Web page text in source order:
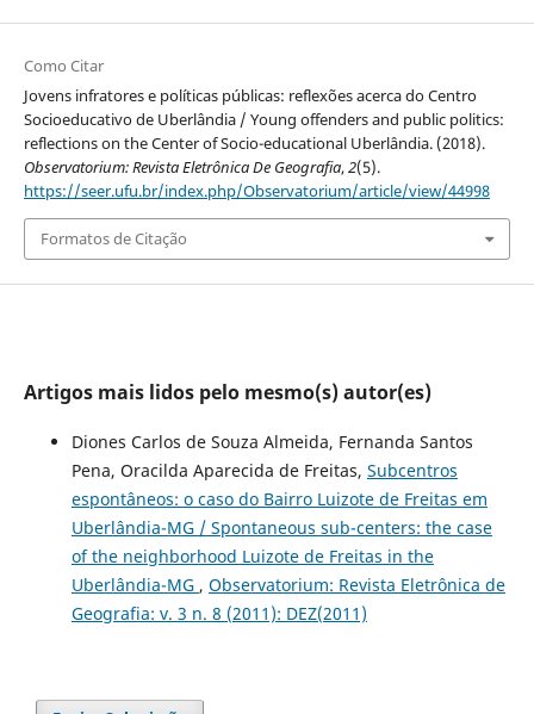
Como Citar
Jovens infratores e políticas públicas: reflexões acerca do Centro
Socioeducativo de Uberlândia / Young offenders and public politics:
reflections on the Center of Socio-educational Uberlândia. (2018).
Observatorium: Revista Eletrônica De Geografia,2(5).
https://seer.ufu.br/index.php/Observatorium/article/view/44998
Formatos de Citação
Artigos mais lidos pelo mesmo(s) autor(es)
Diones Carlos de Souza Almeida, Fernanda Santos
Pena, Oracilda Aparecida de Freitas, Subcentros
espontâneos: o caso do Bairro Luizote de Freitas em
Uberlândia-MG / Spontaneous sub-centers: the case
of the neighborhood Luizote de Freitas in the
Uberlândia-MG , Observatorium: Revista Eletrônica de
Geografia: v. 3 n. 8 (2011): DEZ(2011)